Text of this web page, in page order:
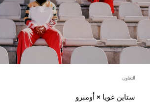
التعاون
ستاين غويا × أومبرو